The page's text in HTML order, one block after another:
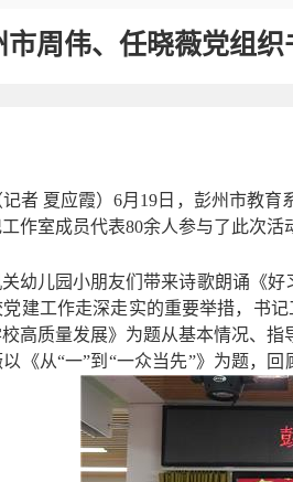
市周伟、任晓薇党组
记者 夏应霞）6月19日，彭州市教
作室成员代表80余人参与了此次活
幼儿园小朋友们带来诗歌朗诵《
建工作走深走实的重要举措，书
高质量发展》为题从基本情况、
《从“一”到“一众当先”》为题，